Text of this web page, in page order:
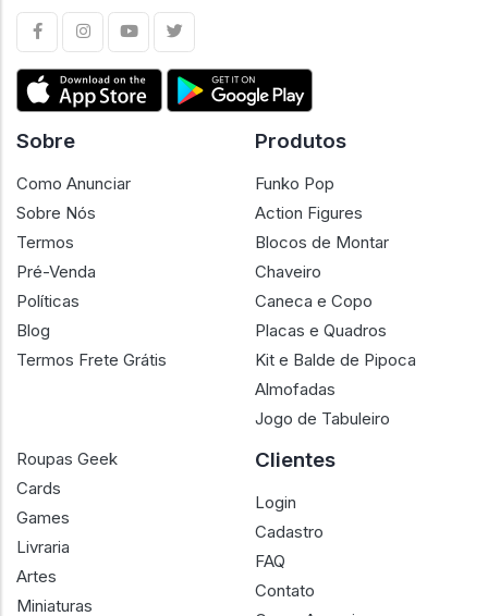
Sobre
Como Anunciar
Sobre Nós
Termos
Pré-Venda
Políticas
Blog
Termos Frete Grátis
Produtos
Funko Pop
Action Figures
Blocos de Montar
Chaveiro
Caneca e Copo
Placas e Quadros
Kit e Balde de Pipoca
Almofadas
Jogo de Tabuleiro
Roupas Geek
Cards
Games
Livraria
Artes
Miniaturas
Clientes
Login
Cadastro
FAQ
Contato